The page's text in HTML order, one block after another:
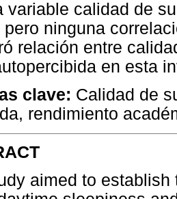
variable calidad de
pero ninguna
relación entre
en esta
clave: Calidad de
rendimiento
aimed to